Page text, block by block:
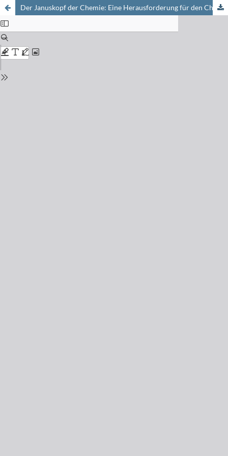
Der Januskopf der Chemie: Eine Herausforderung für den Chemiker